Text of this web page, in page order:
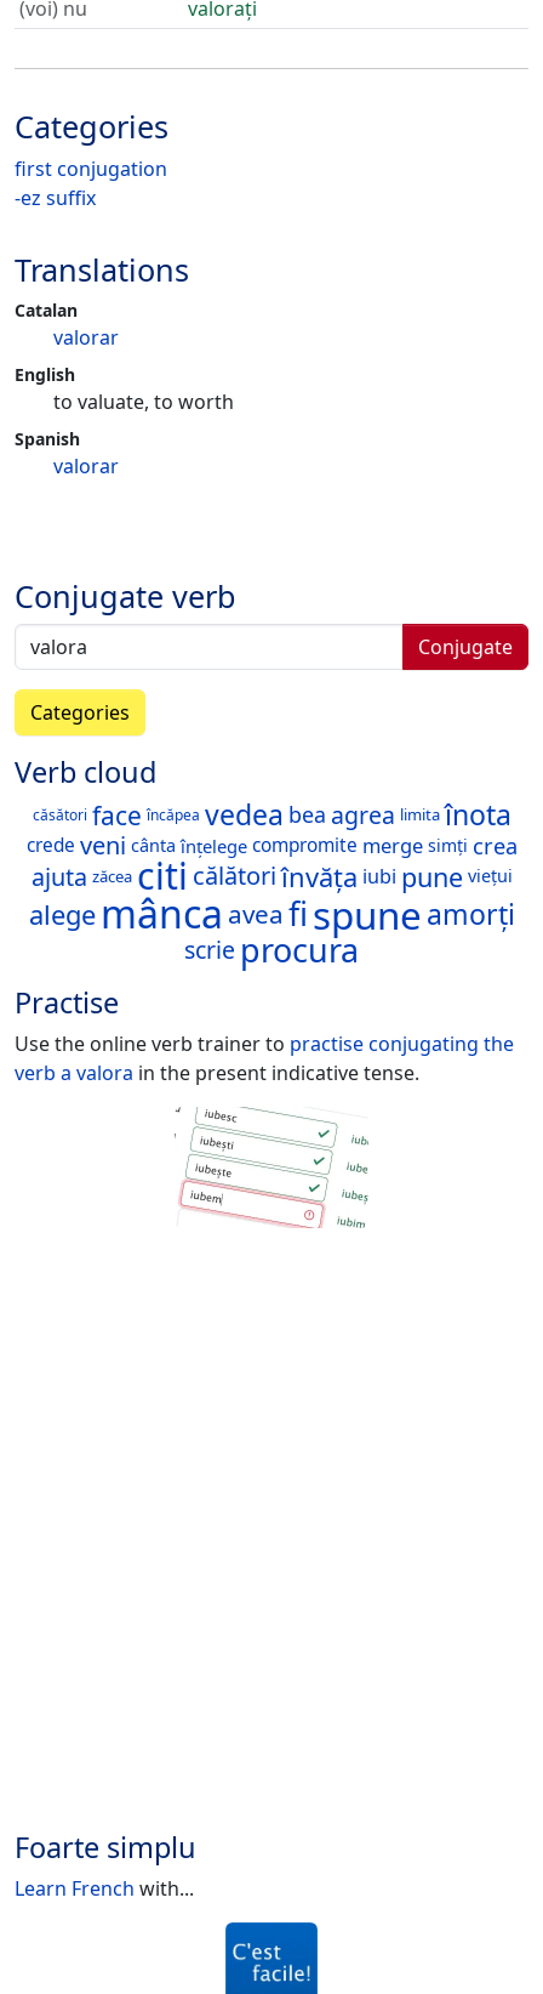
(voi) nu
valorați
Categories
first conjugation
-ez suffix
Translations
Catalan
valorar
English
to valuate, to worth
Spanish
valorar
Conjugate verb
Conjugate
Categories
Verb cloud
căsători face încăpea vedea bea agrea limita înota
crede veni cânta înțelege compromite merge simți crea
ajuta zăcea citi călătoriînvăța iubi pune viețui
alege mânca avea fispuneamorți
scrie procura
Practise
Use the online verb trainer to practise conjugating the
verb a valora in the present indicative tense.
Foarte simplu
Learn French with...